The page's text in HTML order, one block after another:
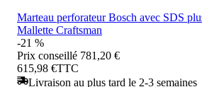
Marteau perforateur Bosch avec SDS
Mallette Craftsman
-21 %
Prix conseillé 781,20 €
615,98 €TTC
Livraison au plus tard le 2-3 semaines